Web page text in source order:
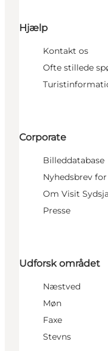
Hjælp
Kontakt os
Ofte stillede
Corporate
Billeddatabase
Nyhedsbrev
Om Visit
Presse
Udforsk området
Næstved
Møn
Faxe
Stevns